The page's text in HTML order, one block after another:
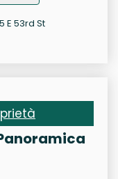
E 53rd St